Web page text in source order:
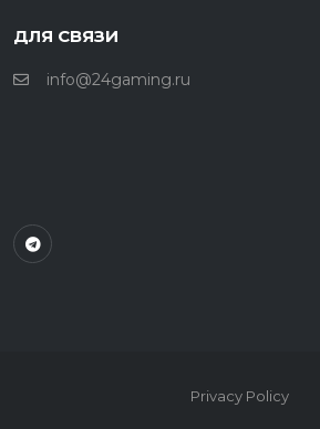
ДЛЯ СВЯЗИ
info@24gaming.ru
Privacy Policy